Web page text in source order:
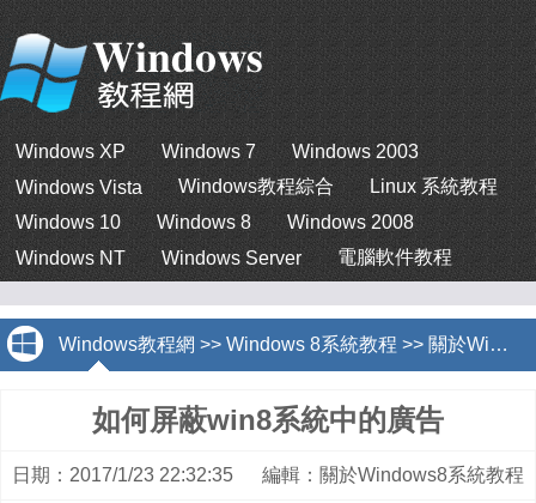
Windows XP Windows 7
Windows 2003
Windows Vista
Windows教程綜合
Linux 系統教程
Windows 10
Windows 8
Windows 2008
Windows NT
Windows Server 電腦軟件教程
Windows教程網 >> Windows 8系統教程 >> 關於Windows8系統教程
如何屏蔽win8系統中的廣告
日期：2017/1/23 22:32:35 編輯：關於Windows8系統教程